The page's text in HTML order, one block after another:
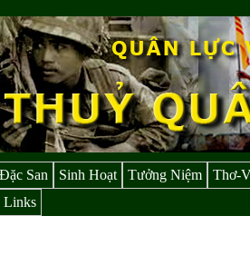
Đặc San Sinh Hoạt Tưởng Niệm
Thơ-
Links